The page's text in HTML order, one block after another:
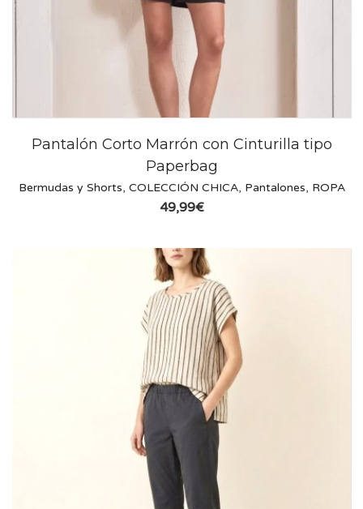
Pantalón Corto Marrón con Cinturilla tipo
Paperbag
Bermudas y Shorts, COLECCIÓN CHICA, Pantalones, ROPA
49,99€